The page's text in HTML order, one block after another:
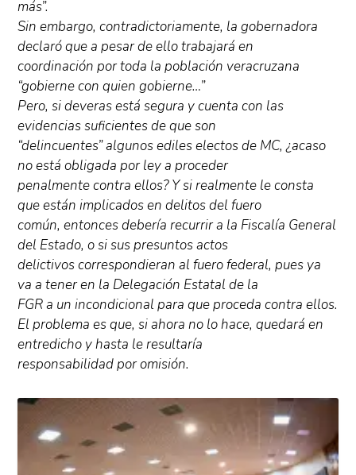
más”.
Sin embargo, contradictoriamente, la gobernadora
declaró que a pesar de ello trabajará en
coordinación por toda la población veracruzana
“gobierne con quien gobierne…”
Pero, si deveras está segura y cuenta con las
evidencias suficientes de que son
“delincuentes” algunos ediles electos de MC, ¿acaso
no está obligada por ley a proceder
penalmente contra ellos? Y si realmente le consta
que están implicados en delitos del fuero
común, entonces debería recurrir a la Fiscalía General
del Estado, o si sus presuntos actos
delictivos correspondieran al fuero federal, pues ya
va a tener en la Delegación Estatal de la
FGR a un incondicional para que proceda contra ellos.
El problema es que, si ahora no lo hace, quedará en
entredicho y hasta le resultaría
responsabilidad por omisión.